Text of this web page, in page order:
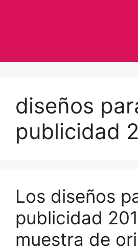
diseños
publicidad
Los diseños
publicidad
muestra de